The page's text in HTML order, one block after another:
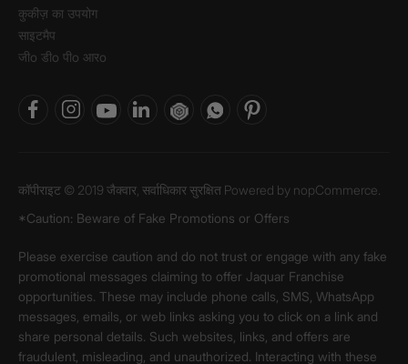
कुकीज़ का उपयोग
साइटमैप
जीo डीo पीo आरo
कॉपीराइट © 2019 जैक्वार, सर्वाधिकार सुरक्षित Powered by nopCommerce.
*Caution: Beware of Fake Promotions or Offers
Please exercise caution and do not trust or engage with any fake
promotional messages claiming to offer Jaquar Franchise
opportunities. These may include phone calls, SMS, WhatsApp
messages, emails, or web links asking you to click on a link and
share personal details. Such websites, links, and offers are
fraudulent, misleading, and unauthorized. Interacting with these